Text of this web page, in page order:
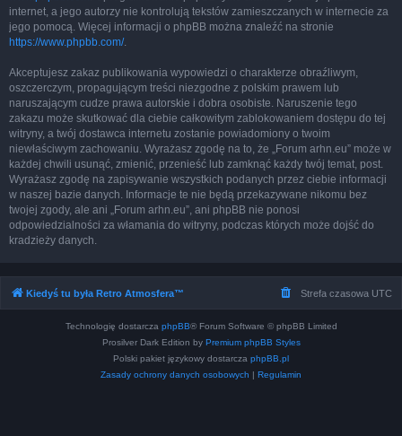
internet, a jego autorzy nie kontrolują tekstów zamieszczanych w internecie za
jego pomocą. Więcej informacji o phpBB można znaleźć na stronie
https://www.phpbb.com/.
Akceptujesz zakaz publikowania wypowiedzi o charakterze obraźliwym,
oszczerczym, propagującym treści niezgodne z polskim prawem lub
naruszającym cudze prawa autorskie i dobra osobiste. Naruszenie tego
zakazu może skutkować dla ciebie całkowitym zablokowaniem dostępu do tej
witryny, a twój dostawca internetu zostanie powiadomiony o twoim
niewłaściwym zachowaniu. Wyrażasz zgodę na to, że „Forum arhn.eu” może w
każdej chwili usunąć, zmienić, przenieść lub zamknąć każdy twój temat, post.
Wyrażasz zgodę na zapisywanie wszystkich podanych przez ciebie informacji
w naszej bazie danych. Informacje te nie będą przekazywane nikomu bez
twojej zgody, ale ani „Forum arhn.eu”, ani phpBB nie ponosi
odpowiedzialności za włamania do witryny, podczas których może dojść do
kradzieży danych.
Kiedyś tu była Retro Atmosfera™ Strefa czasowa UTC
Technologię dostarcza phpBB® Forum Software © phpBB Limited
Prosilver Dark Edition by Premium phpBB Styles
Polski pakiet językowy dostarcza phpBB.pl
Zasady ochrony danych osobowych | Regulamin